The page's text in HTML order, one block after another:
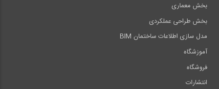
بخش معماری
بخش طراحی عملکردی
مدل سازی اطلاعات ساختمان BIM
آموزشگاه
فروشگاه
انتشارات